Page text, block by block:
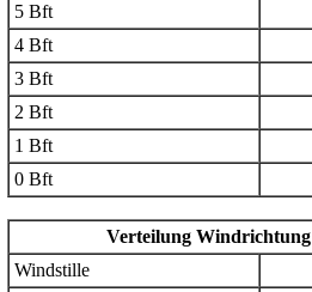
5 Bft
4 Bft
3 Bft
2 Bft
1 Bft
0 Bft
Verteilung Windrichtung
Windstille